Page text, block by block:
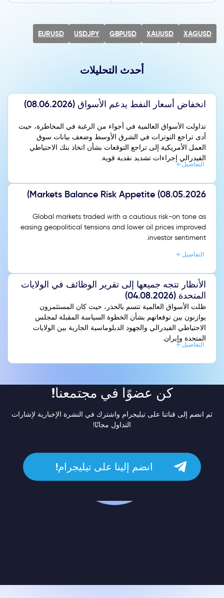
XAGUSD
XAUUSD
GBPUSD
USDJPY
EURUSD
أحدث التحليلات
انخفاض أسعار النفط يدعم الأسواق (08.06.2026)
تداولت الأسواق العالمية في أجواء من الرغبة في المخاطرة، حيث
أدى تراجع التوترات في الشرق الأوسط وضعف بيانات سوق
العمل الأمريكية إلى تراجع التوقعات بشأن اتخاذ بنك الاحتياطي
الفيدرالي إجراءات تشديد نقدية قوية.
التفاصيل
Markets Balance Risk Appetite (08.05.2026)
Global markets traded with a cautious risk-on tone as
easing geopolitical tensions and lower oil prices improved
investor sentiment.
التفاصيل
الأنظار تتجه جميعها إلى تقرير الوظائف في الولايات
المتحدة (04.08.2026)
ظلت الأسواق العالمية تتسم بالحذر، حيث كان المستثمرون
يوازنون بين توقعاتهم بشأن الخطوة السياسة المقبلة لمجلس
الاحتياطي الفيدرالي والجهود الدبلوماسية الجارية بين الولايات
المتحدة وإيران.
التفاصيل
كن عضوًا في مجتمعنا!
ثم انضم إلى قناتنا على تيليجرام واشترك في النشرة الإخبارية لإشارات
التداول مجانًا!
انضم إلينا على تيليجرام!